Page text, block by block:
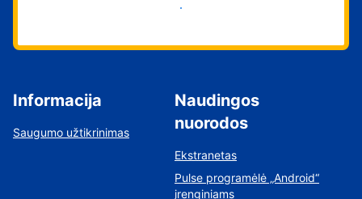
Pradėti
Informacija
Saugumo užtikrinimas
Naudingos
nuorodos
Ekstranetas
Pulse programėlė „Android“
įrenginiams